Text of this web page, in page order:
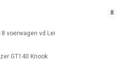
8
voerwagen vd Lei
GT140 Knook